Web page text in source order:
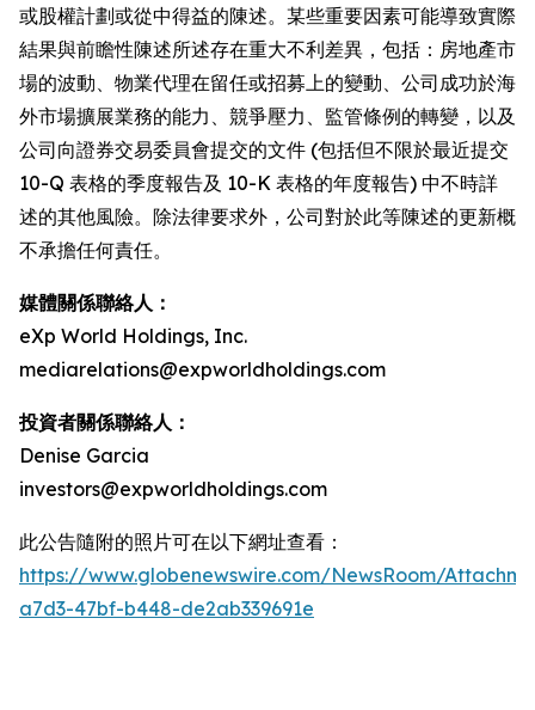
或股權計劃或從中得益的陳述。某些重要因素可能導致實際
結果與前瞻性陳述所述存在重大不利差異，包括：房地產市
場的波動、物業代理在留任或招募上的變動、公司成功於海
外市場擴展業務的能力、競爭壓力、監管條例的轉變，以及
公司向證券交易委員會提交的文件 (包括但不限於最近提交
10-Q 表格的季度報告及 10-K 表格的年度報告) 中不時詳
述的其他風險。除法律要求外，公司對於此等陳述的更新概
不承擔任何責任。
媒體關係聯絡人：
eXp World Holdings, Inc.
mediarelations@expworldholdings.com
投資者關係聯絡人：
Denise Garcia
investors@expworldholdings.com
此公告隨附的照片可在以下網址查看：
https://www.globenewswire.com/NewsRoom/
a7d3-47bf-b448-de2ab339691e